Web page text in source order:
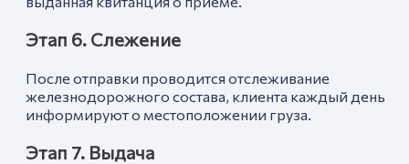
Этап 6. Слежение
После отправки проводится отслеживание
железнодорожного состава, клиента каждый день
информируют о местоположении груза.
Этап 7. Выдача